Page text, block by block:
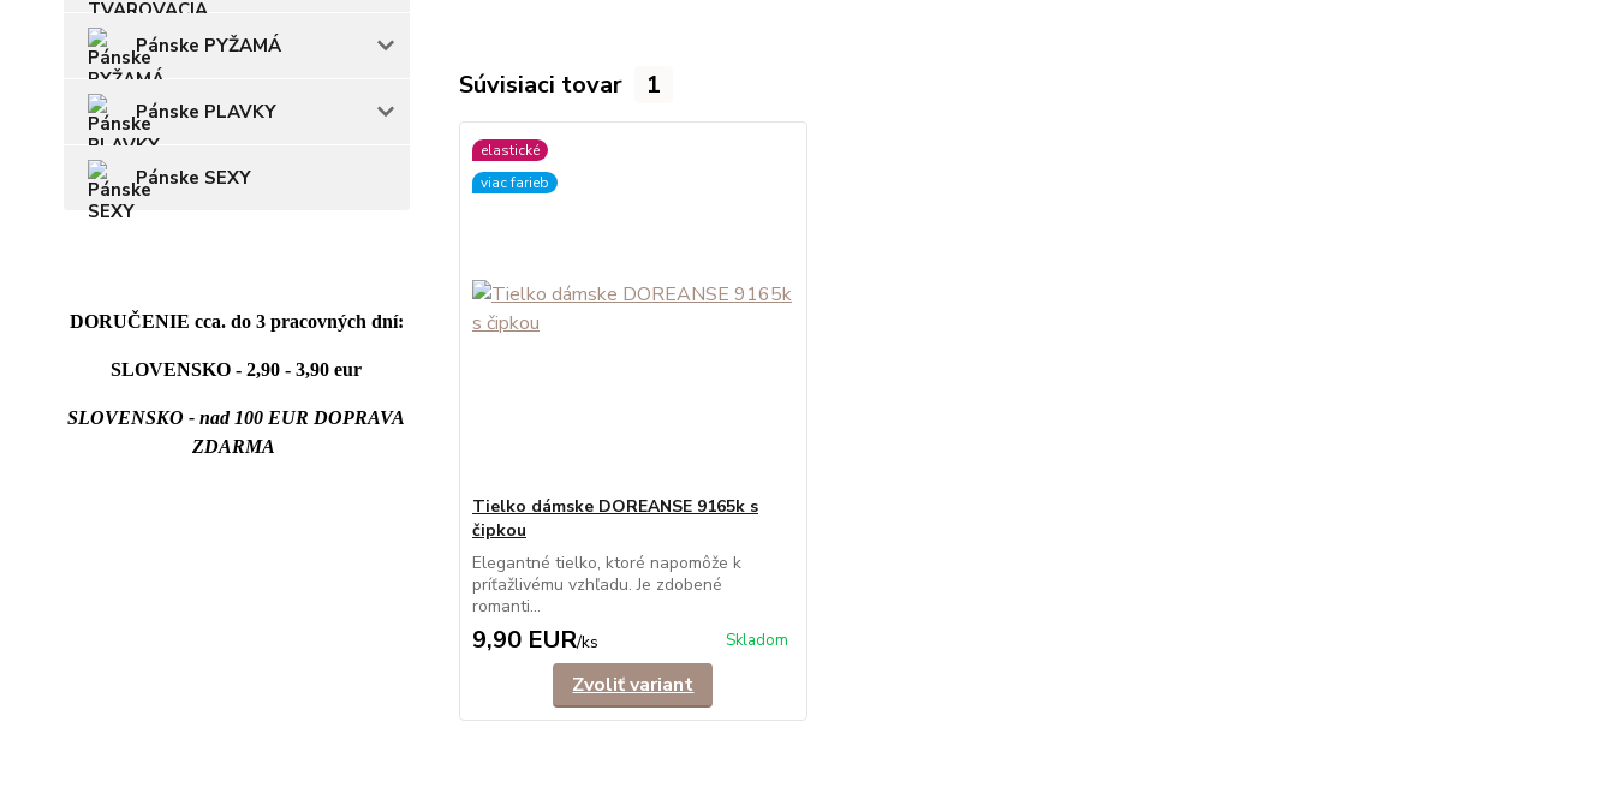
Pánske PYŽAMÁ
Pánske PLAVKY
Pánske SEXY
DORUČENIE cca. do 3 pracovných dní:
SLOVENSKO - 2,90 - 3,90 eur
SLOVENSKO - nad 100 EUR DOPRAVA
ZDARMA
Súvisiaci tovar 1
elastické
viac farieb
Tielko dámske DOREANSE 9165k s
čipkou
Elegantné tielko, ktoré napomôže k
príťažlivému vzhľadu. Je zdobené
romanti...
9,90 EUR/ks Skladom
Zvoliť variant